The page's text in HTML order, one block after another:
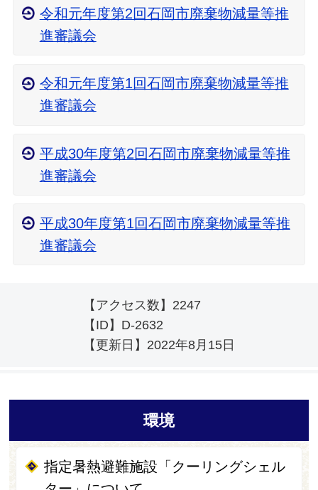
令和元年度第2回石岡市廃棄物減量等推
進審議会
令和元年度第1回石岡市廃棄物減量等推
進審議会
平成30年度第2回石岡市廃棄物減量等推
進審議会
平成30年度第1回石岡市廃棄物減量等推
進審議会
【アクセス数】 2247
【ID】 D-2632
【更新日】 2022年8月15日
環境
指定暑熱避難施設「クーリングシェル